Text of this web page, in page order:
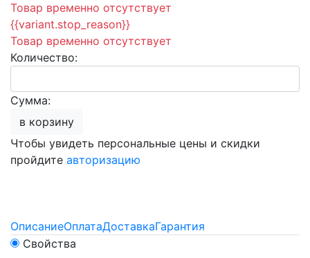
Товар временно отсутствует
{{variant.stop_reason}}
Товар временно отсутствует
Количество:
Сумма:
в корзину
Чтобы увидеть персональные цены и скидки
пройдите авторизацию
ОписаниеОплатаДоставкаГарантия
Свойства